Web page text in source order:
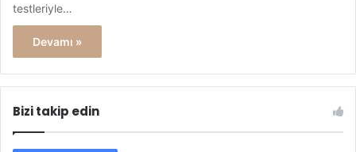
testleriyle…
Devamı »
Bizi takip edin